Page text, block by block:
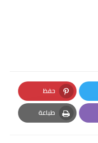
حفظ
Pinterest
طباعة
Print